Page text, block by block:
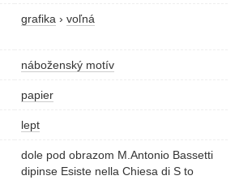
grafika › voľná
náboženský motív
papier
lept
dole pod obrazom M.Antonio Bassetti
dipinse Esiste nella Chiesa di S to